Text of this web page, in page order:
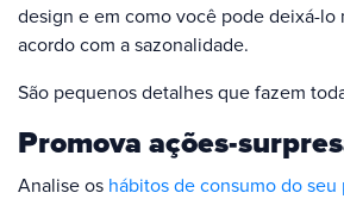
design e em como você pode deixá-lo
acordo com a sazonalidade.
São pequenos detalhes que fazem
Promova ações-
Analise os hábitos de consumo do